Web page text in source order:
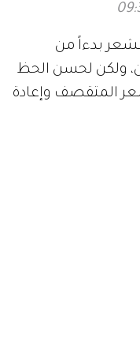
بدءاً من
ولكن لحسن الحظ
المتقصف وإعادة